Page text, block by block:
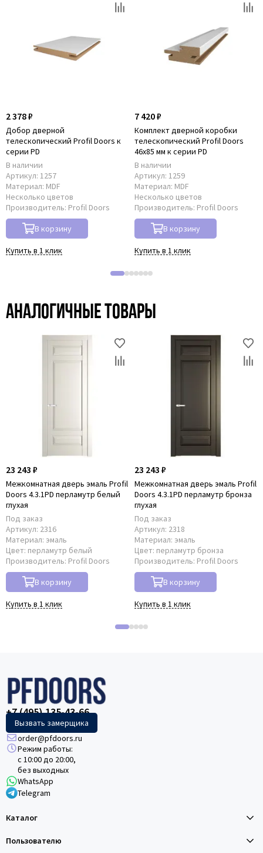
2 378 ₽
Добор дверной
телескопический Profil Doors к
серии PD
В наличии
Артикул: 1257
Материал: MDF
Несколько цветов
Производитель: Profil Doors
В корзину
Купить в 1 клик
7 420 ₽
Комплект дверной коробки
телескопический Profil Doors
46x85 мм к серии PD
В наличии
Артикул: 1259
Материал: MDF
Несколько цветов
Производитель: Profil Doors
В корзину
Купить в 1 клик
Аналогичные товары
23 243 ₽
Межкомнатная дверь эмаль Profil
Doors 4.3.1PD перламутр белый
глухая
Под заказ
Артикул: 2316
Материал: эмаль
Цвет: перламутр белый
Производитель: Profil Doors
В корзину
Купить в 1 клик
23 243 ₽
Межкомнатная дверь эмаль Profil
Doors 4.3.1PD перламутр бронза
глухая
Под заказ
Артикул: 2318
Материал: эмаль
Цвет: перламутр бронза
Производитель: Profil Doors
В корзину
Купить в 1 клик
+7 (495) 135-43-66
Вызвать замерщика
order@pfdoors.ru
Режим работы:
с 10:00 до 20:00,
без выходных
WhatsApp
Telegram
Каталог
Пользователю